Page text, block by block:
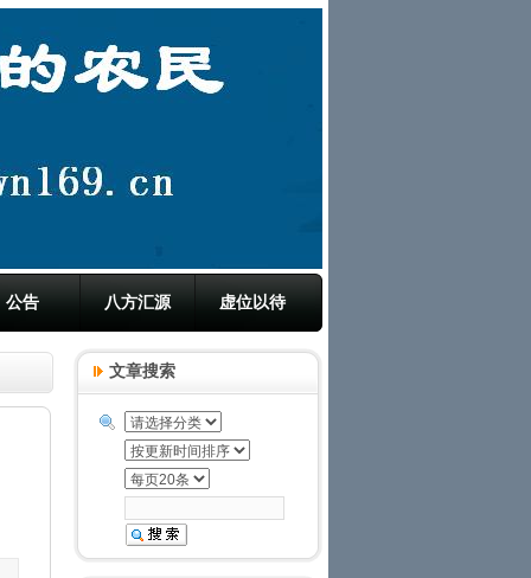
公告 八方汇源 虚位以待
文章搜索